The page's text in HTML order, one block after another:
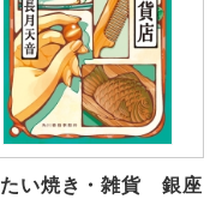
たい焼き・雑貨 銀座